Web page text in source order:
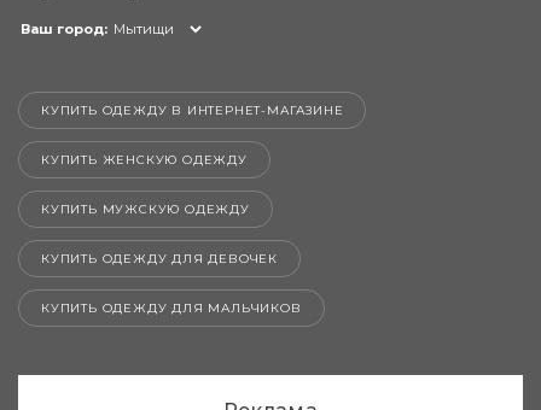
Ваш город: Мытищи
КУПИТЬ ОДЕЖДУ В ИНТЕРНЕТ-МАГАЗИНЕ
КУПИТЬ ЖЕНСКУЮ ОДЕЖДУ
КУПИТЬ МУЖСКУЮ ОДЕЖДУ
КУПИТЬ ОДЕЖДУ ДЛЯ ДЕВОЧЕК
КУПИТЬ ОДЕЖДУ ДЛЯ МАЛЬЧИКОВ